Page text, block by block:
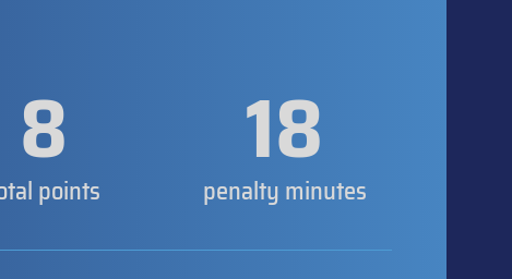
8
points 18
penalty minutes